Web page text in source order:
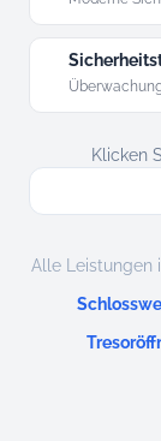
Klicken
Alle Leistungen